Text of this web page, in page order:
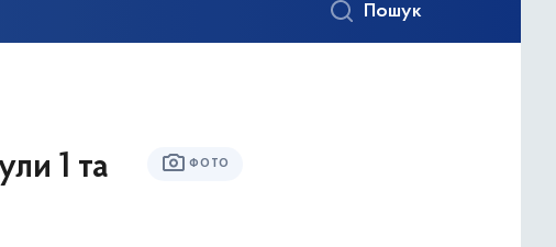
Пошук
1 та
ФОТО